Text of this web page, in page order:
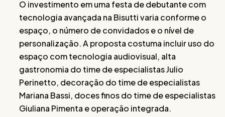
O investimento em uma festa de debutante com
tecnologia avançada na Bisutti varia conforme o
espaço, o número de convidados e o nível de
personalização. A proposta costuma incluir uso do
espaço com tecnologia audiovisual, alta
gastronomia do time de especialistas Julio
Perinetto, decoração do time de especialistas
Mariana Bassi, doces finos do time de especialistas
Giuliana Pimenta e operação integrada.